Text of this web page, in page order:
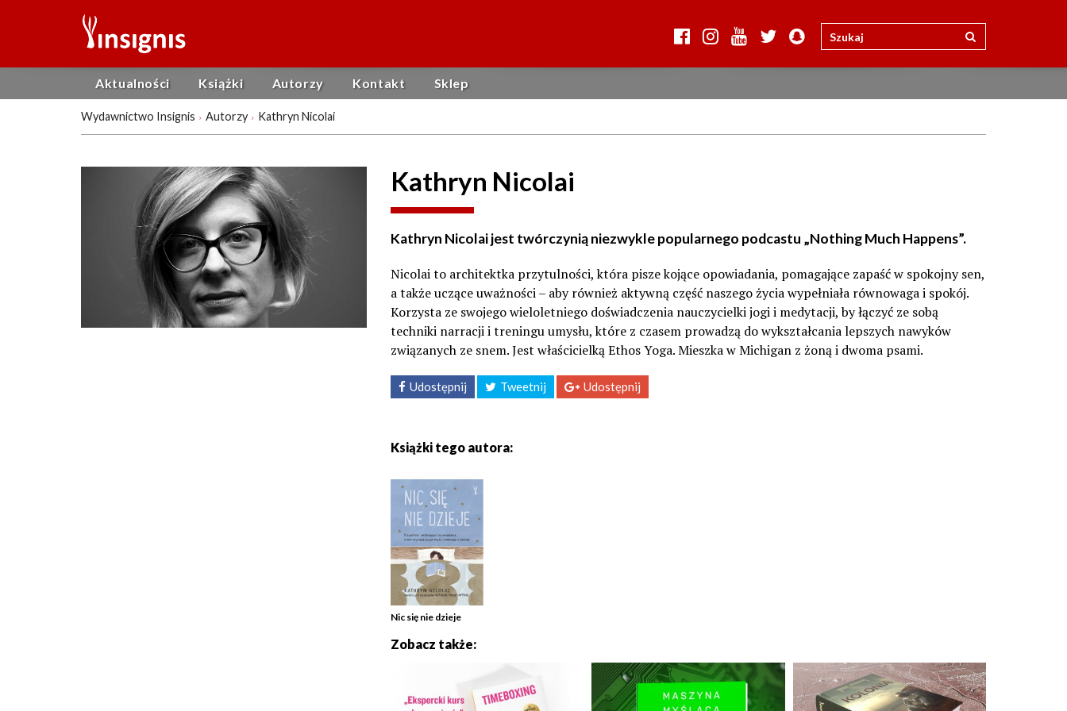
Aktualności Książki Autorzy Kontakt Sklep
Wydawnictwo Insignis Autorzy Kathryn Nicolai
Kathryn Nicolai
Kathryn Nicolai jest twórczynią niezwykle popularnego podcastu „Nothing Much Happens”.
Nicolai to architektka przytulności, która pisze kojące opowiadania, pomagające zapaść w spokojny sen,
a także uczące uważności – aby również aktywną część naszego życia wypełniała równowaga i spokój.
Korzysta ze swojego wieloletniego doświadczenia nauczycielki jogi i medytacji, by łączyć ze sobą
techniki narracji i treningu umysłu, które z czasem prowadzą do wykształcania lepszych nawyków
związanych ze snem. Jest właścicielką Ethos Yoga. Mieszka w Michigan z żoną i dwoma psami.
Udostępnij Tweetnij Udostępnij
Książki tego autora:
Nic się nie dzieje
Zobacz także: